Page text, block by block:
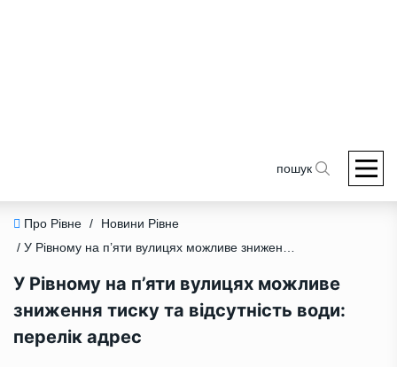
пошук
Про Рівне /
Новини Рівне
/ У Рівному на п’яти вулицях можливе зниження тиску та відсутність води: перелік адрес
У Рівному на п’яти вулицях можливе
зниження тиску та відсутність води:
перелік адрес